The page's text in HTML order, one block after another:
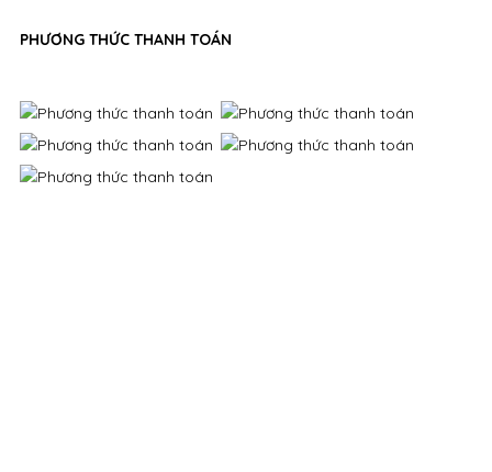
PHƯƠNG THỨC THANH TOÁN